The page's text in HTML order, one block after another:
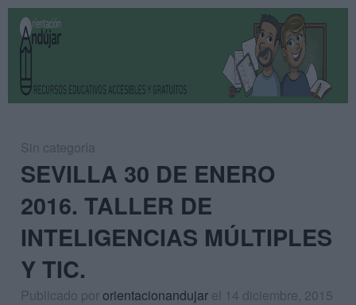
Sin categoría
SEVILLA 30 DE ENERO
2016. TALLER DE
INTELIGENCIAS MÚLTIPLES
Y TIC.
Publicado pororientacionandujar el 14 diciembre, 2015